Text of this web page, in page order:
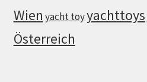
Wien yacht toyyachttoys
Österreich